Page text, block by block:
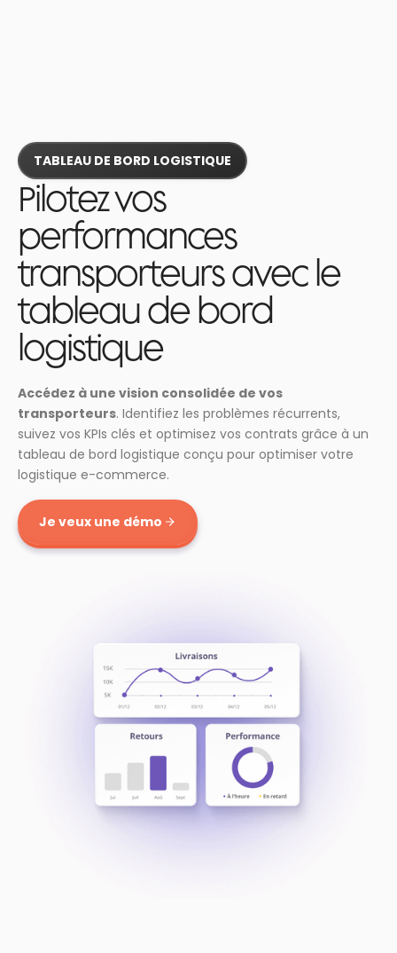
TABLEAU DE BORD LOGISTIQUE
Pilotez vos
performances
transporteurs avec le
tableau de bord
logistique
Accédez à une vision consolidée de vos
transporteurs. Identifiez les problèmes récurrents,
suivez vos KPIs clés et optimisez vos contrats grâce à un
tableau de bord logistique conçu pour optimiser votre
logistique e-commerce.
Je veux une démo